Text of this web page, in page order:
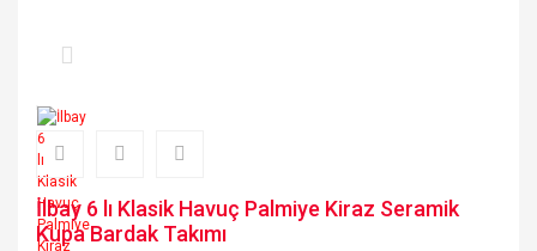
İlbay 6 lı Klasik Havuç Palmiye Kiraz Seramik
Kupa Bardak Takımı